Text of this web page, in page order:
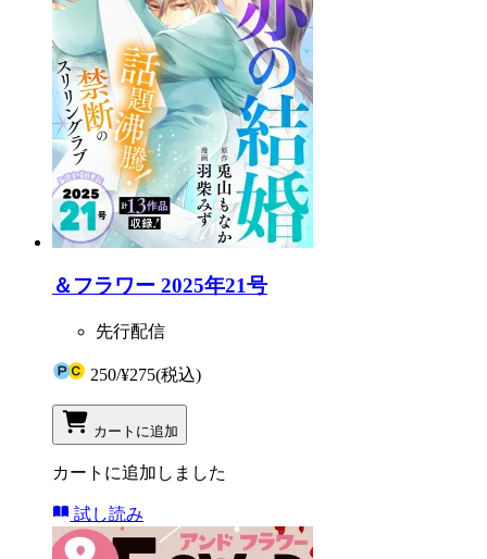
＆フラワー 2025年21号
先行配信
250/¥275(税込)
カートに追加
カートに追加しました
試し読み